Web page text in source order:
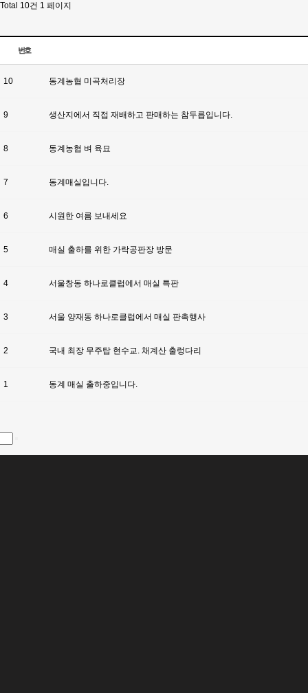
Total 10건 1 페이지
번호
10 동계농협 미곡처리장
9 생산지에서 직접 재배하고 판매하는 참두릅입니다.
8 동계농협 벼 육묘
7 동계매실입니다.
6 시원한 여름 보내세요
5 매실 출하를 위한 가락공판장 방문
4 서울창동 하나로클럽에서 매실 특판
3 서울 양재동 하나로클럽에서 매실 판촉행사
2 국내 최장 무주탑 현수교. 채계산 출렁다리
1 동계 매실 출하중입니다.